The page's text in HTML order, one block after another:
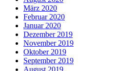
März 2020
Februar 2020
Januar 2020
Dezember 2019
November 2019
Oktober 2019
September 2019